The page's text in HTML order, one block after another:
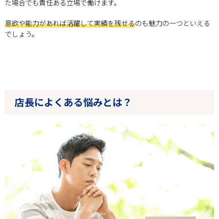
た場合でも責任ある立場で働けます。
意欲や能力があれば活躍して実績を残せるのも魅力の一つといえる
でしょう。
店長によくある悩みとは？